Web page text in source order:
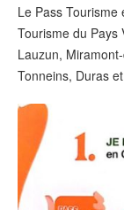
Le Pass
Tourisme du Pays
Lauzun,
Tonneins, Duras